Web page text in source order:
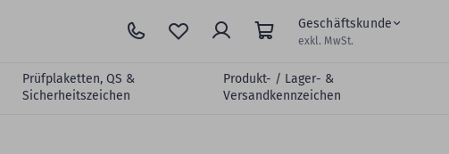
Geschäftskunde
exkl. MwSt.
Prüfplaketten, QS &
Sicherheitszeichen
Produkt- / Lager- &
Versandkennzeichen